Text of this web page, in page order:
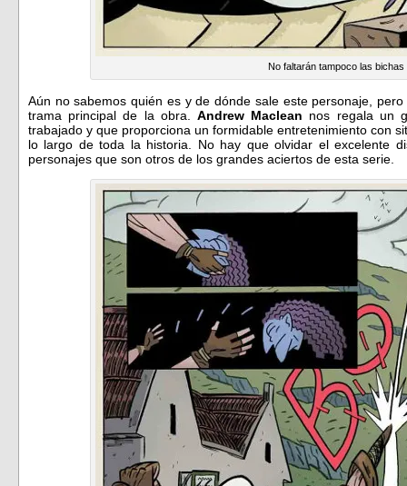
No faltarán tampoco las bichas
Aún no sabemos quién es y de dónde sale este personaje,
trama principal de la obra. Andrew Maclean nos regala un
trabajado y que proporciona un formidable entretenimiento con
lo largo de toda la historia. No hay que olvidar el excelente
personajes que son otros de los grandes aciertos de esta serie.